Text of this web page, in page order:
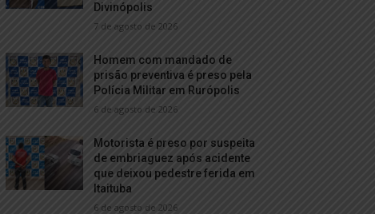
Divinópolis
7 de agosto de 2026
Homem com mandado de
prisão preventiva é preso pela
Polícia Militar em Rurópolis
6 de agosto de 2026
Motorista é preso por suspeita
de embriaguez após acidente
que deixou pedestre ferida em
Itaituba
6 de agosto de 2026